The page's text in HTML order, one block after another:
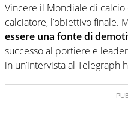
Vincere il Mondiale di calcio
calciatore, l’obiettivo finale.
essere una fonte di
successo al portiere e
in un’intervista al Telegraph